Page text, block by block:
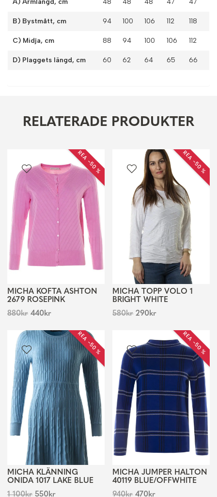
B) Bystmått, cm 94 100 106 112 118
C) Midja, cm 88 94 100 106 112
D) Plaggets längd, cm 60 62 64 65 66
RELATERADE PRODUKTER
REA −50 %
MICHA KOFTA ASHTON
2679 ROSEPINK
880kr 440kr
REA −50 %
MICHA TOPP VOLO 1
BRIGHT WHITE
580kr 290kr
REA −50 %
MICHA KLÄNNING
ONIDA 1017 LAKE BLUE
1 100kr 550kr
REA −50 %
MICHA JUMPER HALTON
40119 BLUE/OFFWHITE
940kr 470kr